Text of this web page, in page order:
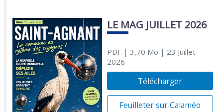
LE MAG JUILLET 2026
PDF| 3,70 Mo | 23 Juillet
2026
Télécharger
Feuilleter sur Calaméo